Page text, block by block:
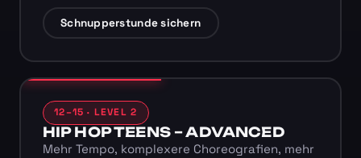
Schnupperstunde sichern
12–15 · LEVEL 2
HIP HOP TEENS – ADVANCED
Mehr Tempo, komplexere Choreografien, mehr